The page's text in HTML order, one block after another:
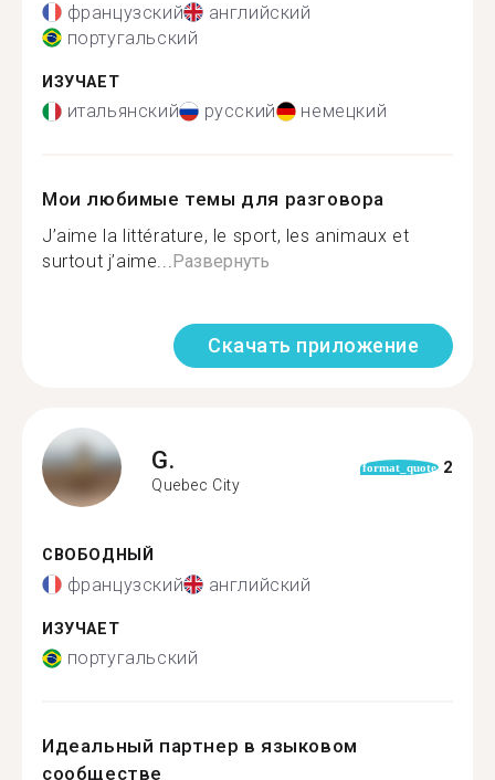
французский
английский
португальский
ИЗУЧАЕТ
итальянский русский немецкий
Мои любимые темы для разговора
J’aime la littérature, le sport, les animaux et
surtout j’aime...Развернуть
Скачать приложение
G.
Quebec City
format_quote 2
СВОБОДНЫЙ
французский английский
ИЗУЧАЕТ
португальский
Идеальный партнер в языковом
сообществе